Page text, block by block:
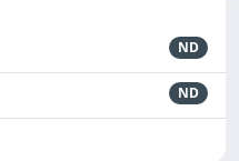
ND
ND